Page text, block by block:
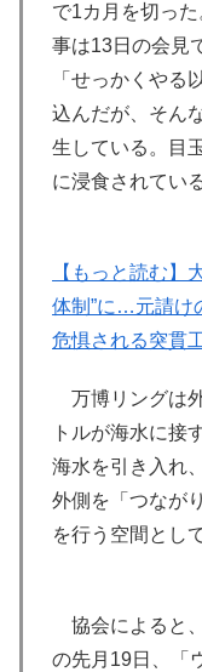
で1カ月を切っ
事は13日の会見
「せっかくやる
込んだが、そん
生している。目
に浸食されてい
【もっと読む】
体制”に…元請け
危惧される突貫
万博リングは
トルが海水に接
海水を引き入れ
外側を「つなが
を行う空間とし
協会によると
の先月19日、「